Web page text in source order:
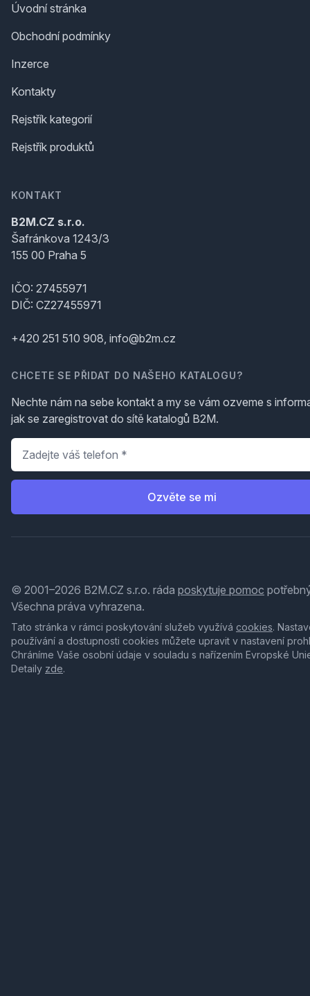
Úvodní stránka
Obchodní podmínky
Inzerce
Kontakty
Rejstřík kategorií
Rejstřík produktů
KONTAKT
B2M.CZ s.r.o.
Šafránkova 1243/3
155 00 Praha 5
IČO: 27455971
DIČ: CZ27455971
+420 251 510 908, info@b2m.cz
CHCETE SE PŘIDAT DO NAŠEHO KATALOGU?
Nechte nám na sebe kontakt a my se vám ozveme s
jak se zaregistrovat do sítě katalogů B2M.
Telefon
Ozvěte se mi
© 2001–2026 B2M.CZ s.r.o. ráda poskytuje pomoc
Všechna práva vyhrazena.
Tato stránka v rámci poskytování služeb využívá cookies.
používání a dostupnosti cookies můžete upravit v nastavení
Chráníme Vaše osobní údaje v souladu s nařízením Evropské
Detaily zde.